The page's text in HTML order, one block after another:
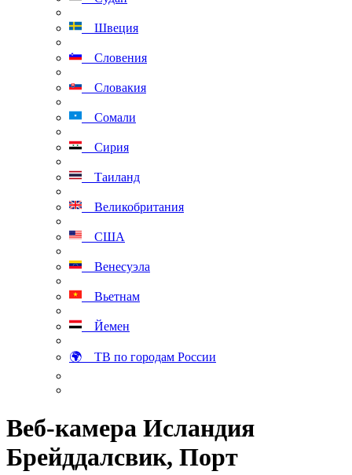
Швеция
Словения
Словакия
Сомали
Сирия
Таиланд
Великобритания
США
Венесуэла
Вьетнам
Йемен
🌍 ТВ по городам России
Веб-камера Исландия
Брейддалсвик, Порт